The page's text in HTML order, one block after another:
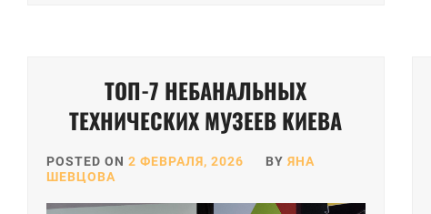
ТОП-7 НЕБАНАЛЬНЫХ
ТЕХНИЧЕСКИХ МУЗЕЕВ КИЕВА
POSTED ON 2 ФЕВРАЛЯ, 2026 BY ЯНА
ШЕВЦОВА